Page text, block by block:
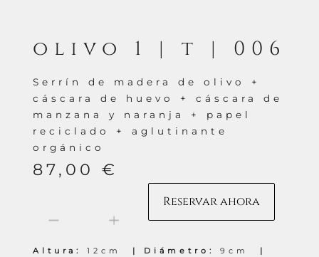
olivo 1 | t | 006
Serrín de madera de olivo +
cáscara de huevo + cáscara de
manzana y naranja + papel
reciclado + aglutinante
orgánico
87,00 €
T
Reservar ahora
Altura: 12cm Diámetro: 9cm